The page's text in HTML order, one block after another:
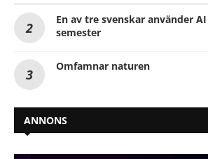
En av tre svenskar använder
semester
Omfamnar naturen
ANNONS